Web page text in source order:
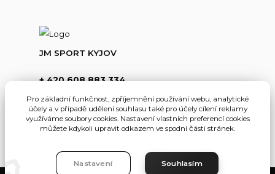
JM SPORT KYJOV
+ 420 608 883 334
info@jmsportkyjov.cz
Pro základní funkčnost, zpříjemnění používání webu, analytické
účely a v případě udělení souhlasu také pro účely cílení reklamy
využíváme soubory cookies. Nastavení vlastních preferencí cookies
můžete kdykoli upravit odkazem ve spodní části stránek.
Nastavení Souhlasím